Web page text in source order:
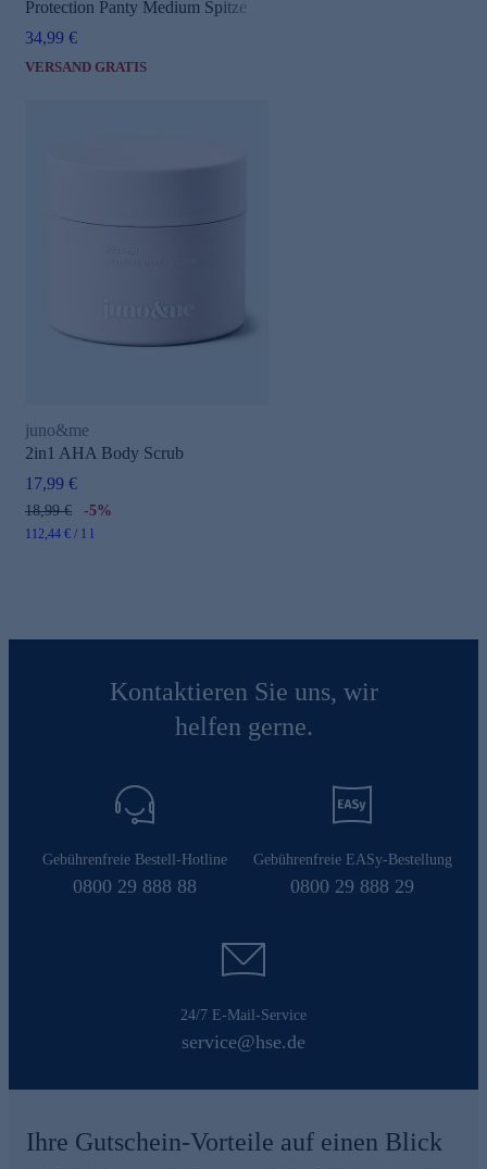
Protection Panty Medium Spitze
34,99 €
VERSAND GRATIS
juno&me
2in1 AHA Body Scrub
17,99 €
18,99 € -5%
112,44 € / 1 l
Kontaktieren Sie uns, wir
helfen gerne.
Gebührenfreie Bestell-Hotline
0800 29 888 88
Gebührenfreie EASy-Bestellung
0800 29 888 29
24/7 E-Mail-Service
service@hse.de
Ihre Gutschein-Vorteile auf einen Blick